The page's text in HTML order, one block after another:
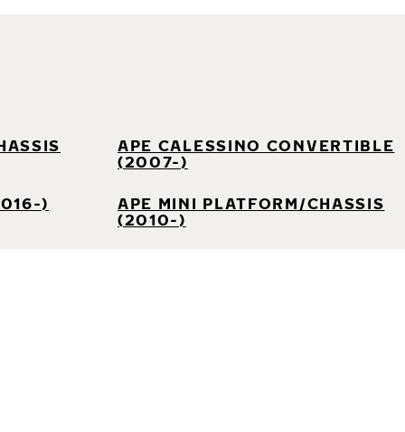
APE CALESSINO CONVERTIBLE
(2007-)
)
APE MINI PLATFORM/CHASSIS
(2010-)